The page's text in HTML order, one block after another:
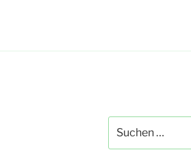
nach: